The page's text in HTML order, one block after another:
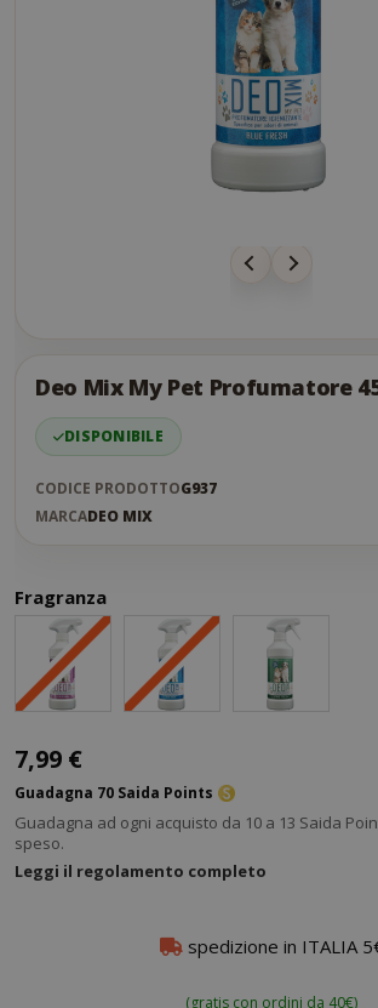
the
the
images
Deo Mix My Pet Profumatore
DISPONIBILE
CODICE PRODOTTOG937
MARCADEO MIX
Fragranza
7,99 €
Guadagna 70 Saida Points
Guadagna ad ogni acquisto da 10 a 13 Saida
speso.
Leggi il regolamento completo
spedizione in ITALIA
(gratis con ordini da 40€)